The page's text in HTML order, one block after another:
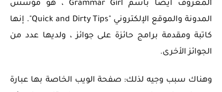
المعروف أيضًا باسم Grammar Girl ، هو مؤسس
المدونة والموقع الإلكتروني "Quick and Dirty Tips". إنها
كاتبة ومقدمة برامج حائزة على جوائز ، ولديها عدد من
الجوائز الأخرى.
وهناك سبب وجيه لذلك: صفحة الويب الخاصة بها عبارة